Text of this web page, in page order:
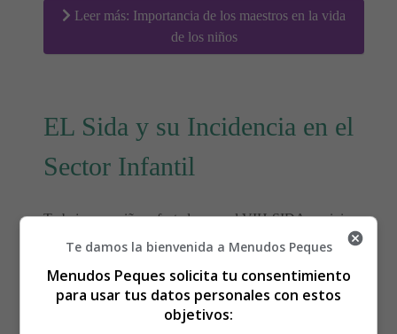
Leer más: Importancia de los maestros en la vida
de los niños
EL Sida y su Incidencia en el
Sector Infantil
Trabajar con niños afectados por el VIH-SIDA y vivir
de cerca cuanto afecta su realidad me permite reflexionar
componente educativo, donde se inserten todos los
sectores poblacionales de una forma precisa y con toda la
información sobre esta pandemia.
Te damos la bienvenida a Menudos Peques
Menudos Peques solicita tu consentimiento
para usar tus datos personales con estos
objetivos: